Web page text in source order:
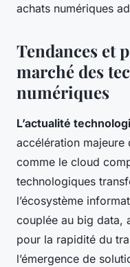
achats numériques
Tendances et
marché des
numériques
L’actualité
accélération majeure
comme le cloud
technologiques
l’écosystème
couplée au big data,
pour la rapidité du
l’émergence de